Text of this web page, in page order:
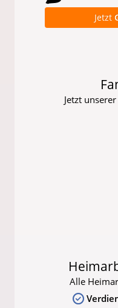
Jetzt
Jetzt
Alle